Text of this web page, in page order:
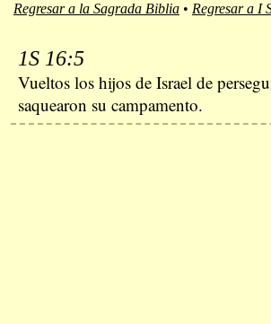
Regresar a la Sagrada Biblia • Regresar a I
1S 16:5
Vueltos los hijos de Israel de
saquearon su campamento.